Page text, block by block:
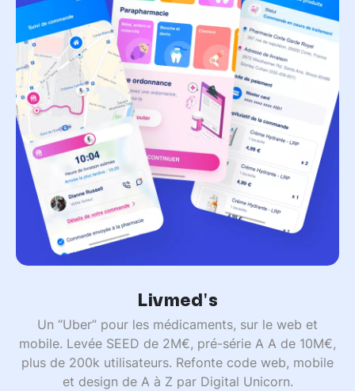
Livmed's
Un “Uber” pour les médicaments, sur le web et
mobile. Levée SEED de 2M€, pré-série A A de 10M€,
plus de 200k utilisateurs. Refonte code web, mobile
et design de A à Z par Digital Unicorn.